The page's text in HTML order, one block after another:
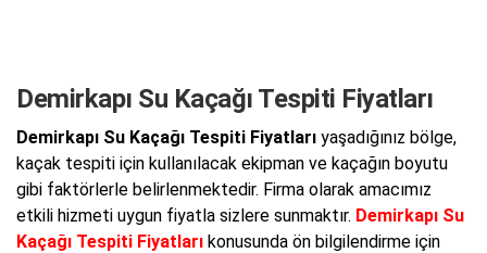
Demirkapı Su Kaçağı Tespiti Fiyatları
Demirkapı Su Kaçağı Tespiti Fiyatları yaşadığınız bölge,
kaçak tespiti için kullanılacak ekipman ve kaçağın boyutu
gibi faktörlerle belirlenmektedir. Firma olarak amacımız
etkili hizmeti uygun fiyatla sizlere sunmaktır. Demirkapı Su
Kaçağı Tespiti Fiyatları konusunda ön bilgilendirme için